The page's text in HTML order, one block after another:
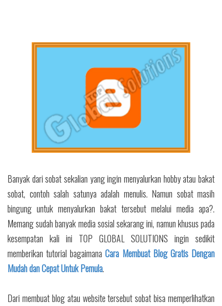
Banyak dari sobat sekalian yang ingin menyalurkan hobby atau bakat
sobat, contoh salah satunya adalah menulis. Namun sobat masih
bingung untuk menyalurkan bakat tersebut melalui media apa?.
Memang sudah banyak media sosial sekarang ini, namun khusus pada
kesempatan kali ini TOP GLOBAL SOLUTIONS ingin sedikit
memberikan tutorial bagaimanaCara Membuat Blog Gratis Dengan
Mudah dan Cepat Untuk Pemula.
Dari membuat blog atau website tersebut sobat bisa memperlihatkan